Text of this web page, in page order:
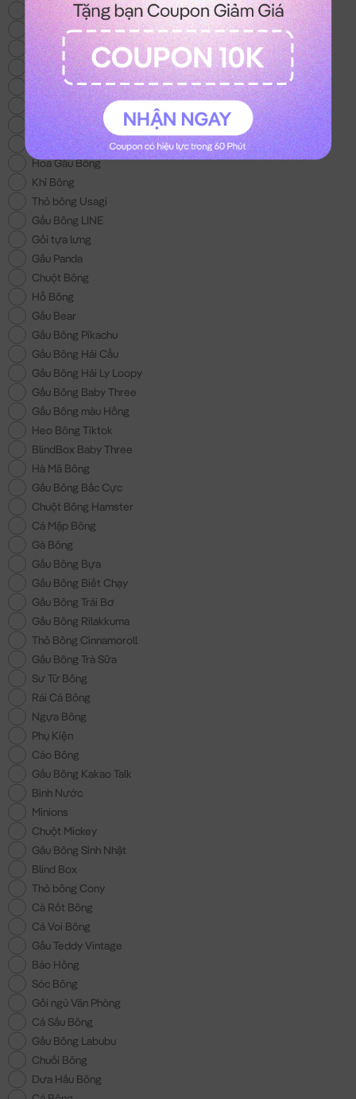
Gấu We Bare Bear
Balo & Túi Xách Gấu Bông
Thỏ Bông Kuromi
Gấu Bông Trung Thu
Thỏ Bông Melody
Mèo Bông Hoàng Thượng
Gấu Bông Con Bò
Balo Gấu Bông
Hoa Gấu Bông
Khỉ Bông
Thỏ bông Usagi
Gấu Bông LINE
Gối tựa lưng
Gấu Panda
Chuột Bông
Hổ Bông
Gấu Bear
Gấu Bông Pikachu
Gấu Bông Hải Cẩu
Gấu Bông Hải Ly Loopy
Gấu Bông Baby Three
Gấu Bông màu Hồng
Heo Bông Tiktok
BlindBox Baby Three
Hà Mã Bông
Gấu Bông Bắc Cực
Chuột Bông Hamster
Cá Mập Bông
Gà Bông
Gấu Bông Bựa
Gấu Bông Biết Chạy
Gấu Bông Trái Bơ
Gấu Bông Rilakkuma
Thỏ Bông Cinnamoroll
Gấu Bông Trà Sữa
Sư Tử Bông
Rái Cá Bông
Ngựa Bông
Phụ Kiện
Cáo Bông
Gấu Bông Kakao Talk
Bình Nước
Minions
Chuột Mickey
Gấu Bông Sinh Nhật
Blind Box
Thỏ bông Cony
Cà Rốt Bông
Cá Voi Bông
Gấu Teddy Vintage
Báo Hồng
Sóc Bông
Gối ngủ Văn Phòng
Cá Sấu Bông
Gấu Bông Labubu
Chuối Bông
Dưa Hấu Bông